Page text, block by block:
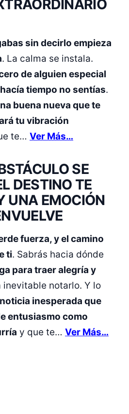
sin decirlo empieza
. La calma se instala.
de alguien especial
tiempo no sentías.
buena nueva que te
tu vibración
te… Ver Más…
SE
DESTINO TE
UNA EMOCIÓN
fuerza, y el camino
ti. Sabrás hacia dónde
para traer alegría y
inevitable notarlo. Y lo
inesperada que
entusiasmo como
y que te… Ver Más…